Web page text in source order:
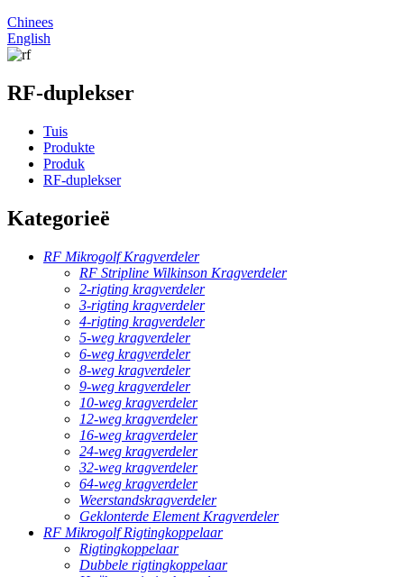
Chinees
English
RF-duplekser
Tuis
Produkte
Produk
RF-duplekser
Kategorieë
RF Mikrogolf Kragverdeler
RF Stripline Wilkinson Kragverdeler
2-rigting kragverdeler
3-rigting kragverdeler
4-rigting kragverdeler
5-weg kragverdeler
6-weg kragverdeler
8-weg kragverdeler
9-weg kragverdeler
10-weg kragverdeler
12-weg kragverdeler
16-weg kragverdeler
24-weg kragverdeler
32-weg kragverdeler
64-weg kragverdeler
Weerstandskragverdeler
Geklonterde Element Kragverdeler
RF Mikrogolf Rigtingkoppelaar
Rigtingkoppelaar
Dubbele rigtingkoppelaar